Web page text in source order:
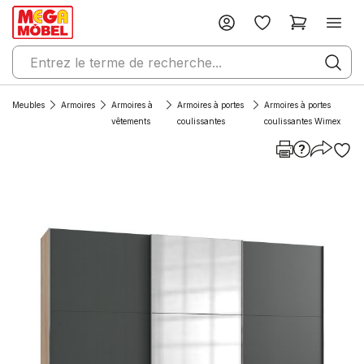
Meubles Armoires
Armoires à
vêtements
Armoires à portes
coulissantes
Armoires à portes
coulissantes Wimex